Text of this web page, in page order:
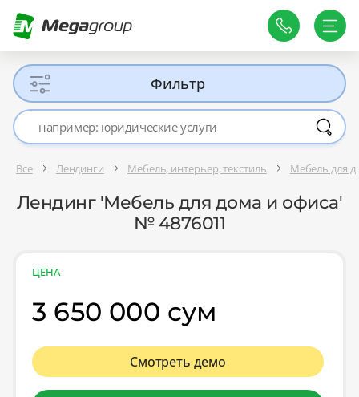
Фильтр
Все Лендинги Мебель, интерьер, текстиль Мебель для
Лендинг 'Мебель для дома и офиса'
№ 4876011
ЦЕНА
3 650 000 сум
Смотреть демо